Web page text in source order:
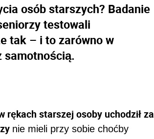
osób starszych? Badanie
testowali
tak – i to zarówno w
samotnością.
rękach starszej osoby uchodził za
nie mieli przy sobie choćby